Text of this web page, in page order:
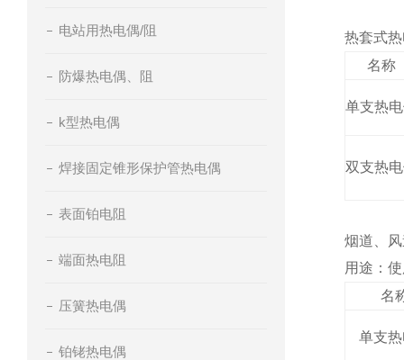
电站用热电偶/阻
防爆热电偶、阻
k型热电偶
焊接固定锥形保护管热电偶
表面铂电阻
端面热电阻
压簧热电偶
铂铑热电偶
热套式
名称
单支热
双支热
烟道、
用途：
名
单支